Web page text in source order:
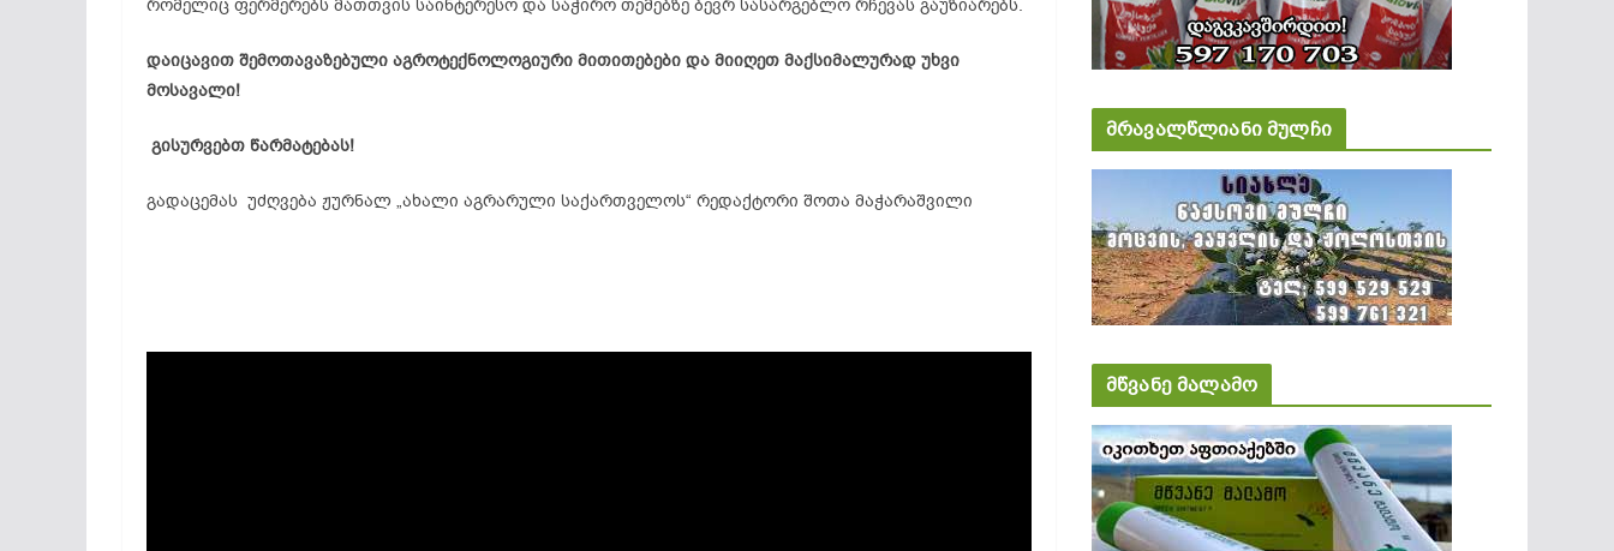
რომელიც ფერმერებს მათთვის საინტერესო და საჭირო თემებზე ბევრ სასარგებლო რჩევას გაუზიარებს.
დაიცავით შემოთავაზებული აგროტექნოლოგიური მითითებები და მიიღეთ მაქსიმალურად უხვი
მოსავალი!
გისურვებთ წარმატებას!
გადაცემას უძღვება ჟურნალ „ახალი აგრარული საქართველოს“ რედაქტორი შოთა მაჭარაშვილი
მრავალწლიანი მულჩი
მწვანე მალამო